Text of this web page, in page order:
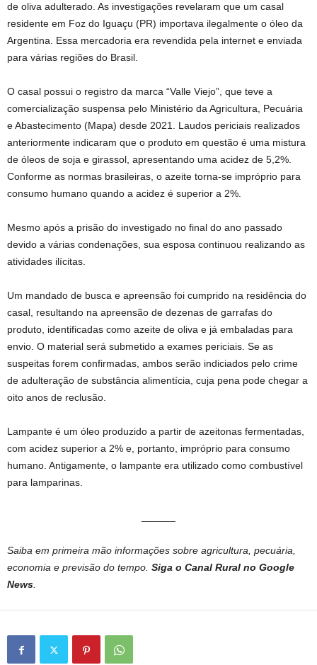
de oliva adulterado. As investigações revelaram que um casal
residente em Foz do Iguaçu (PR) importava ilegalmente o óleo da
Argentina. Essa mercadoria era revendida pela internet e enviada
para várias regiões do Brasil.
O casal possui o registro da marca “Valle Viejo”, que teve a
comercialização suspensa pelo Ministério da Agricultura, Pecuária
e Abastecimento (Mapa) desde 2021. Laudos periciais realizados
anteriormente indicaram que o produto em questão é uma mistura
de óleos de soja e girassol, apresentando uma acidez de 5,2%.
Conforme as normas brasileiras, o azeite torna-se impróprio para
consumo humano quando a acidez é superior a 2%.
Mesmo após a prisão do investigado no final do ano passado
devido a várias condenações, sua esposa continuou realizando as
atividades ilícitas.
Um mandado de busca e apreensão foi cumprido na residência do
casal, resultando na apreensão de dezenas de garrafas do
produto, identificadas como azeite de oliva e já embaladas para
envio. O material será submetido a exames periciais. Se as
suspeitas forem confirmadas, ambos serão indiciados pelo crime
de adulteração de substância alimentícia, cuja pena pode chegar a
oito anos de reclusão.
Lampante é um óleo produzido a partir de azeitonas fermentadas,
com acidez superior a 2% e, portanto, impróprio para consumo
humano. Antigamente, o lampante era utilizado como combustível
para lamparinas.
Saiba em primeira mão informações sobre agricultura, pecuária,
economia e previsão do tempo. Siga o Canal Rural no Google
News.